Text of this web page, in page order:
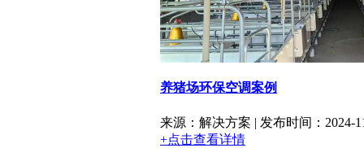
养猪场环保空调案例
来源：解决方案 | 发布时间：2024-
+点击查看详情